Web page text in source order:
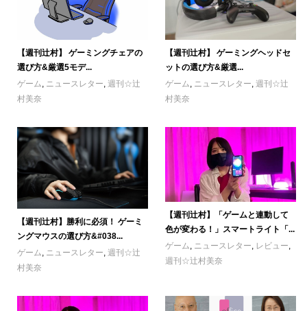
【週刊辻村】 ゲーミングチェアの
選び方&厳選5モデ...
ゲーム, ニュースレター, 週刊☆辻
村美奈
【週刊辻村】 ゲーミングヘッドセ
ットの選び方&厳選...
ゲーム, ニュースレター, 週刊☆辻
村美奈
【週刊辻村】勝利に必須！ ゲーミ
ングマウスの選び方&#038...
ゲーム, ニュースレター, 週刊☆辻
村美奈
【週刊辻村】「ゲームと連動して
色が変わる！」スマートライト「...
ゲーム, ニュースレター, レビュー,
週刊☆辻村美奈